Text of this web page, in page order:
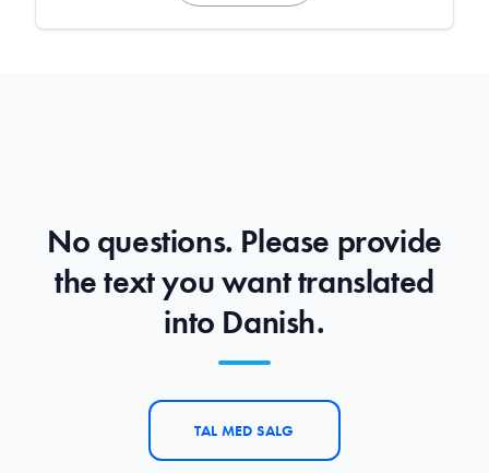
No questions. Please provide
the text you want translated
into Danish.
TAL MED SALG